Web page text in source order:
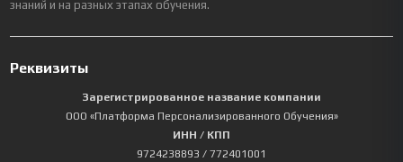
знаний и на разных этапах обучения.
Реквизиты
Зарегистрированное название компании
ООО «Платформа Персонализированного Обучения»
ИНН / КПП
9724238893 / 772401001